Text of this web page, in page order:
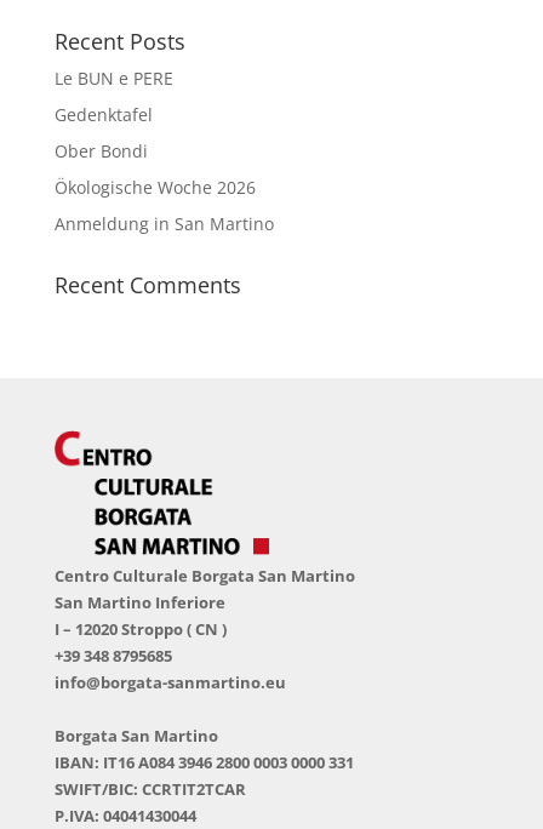
Recent Posts
Le BUN e PERE
Gedenktafel
Ober Bondi
Ökologische Woche 2026
Anmeldung in San Martino
Recent Comments
Centro Culturale Borgata San Martino
San Martino Inferiore
I – 12020 Stroppo ( CN )
+39 348 8795685
info@borgata-sanmartino.eu
Borgata San Martino
IBAN: IT16 A084 3946 2800 0003 0000 331
SWIFT/BIC: CCRTIT2TCAR
P.IVA: 04041430044